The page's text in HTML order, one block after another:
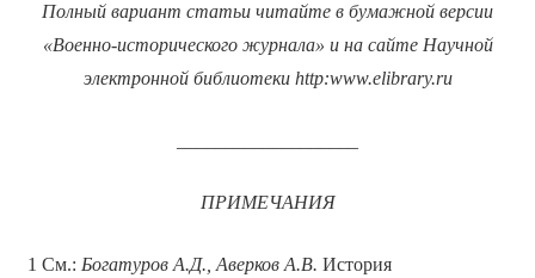
Полный вариант статьи читайте в бумажной версии
«Военно-исторического журнала» и на сайте Научной
электронной библиотеки http:www.elibrary.ru
ПРИМЕЧАНИЯ
1 См.: Богатуров А.Д., Аверков А.В. История